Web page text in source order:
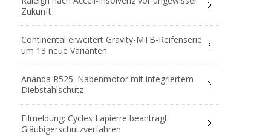
Zukunft
Continental erweitert Gravity-MTB-Reifenserie
um 13 neue Varianten
Ananda R525: Nabenmotor mit integriertem
Diebstahlschutz
Eilmeldung: Cycles Lapierre beantragt
Gläubigerschutzverfahren